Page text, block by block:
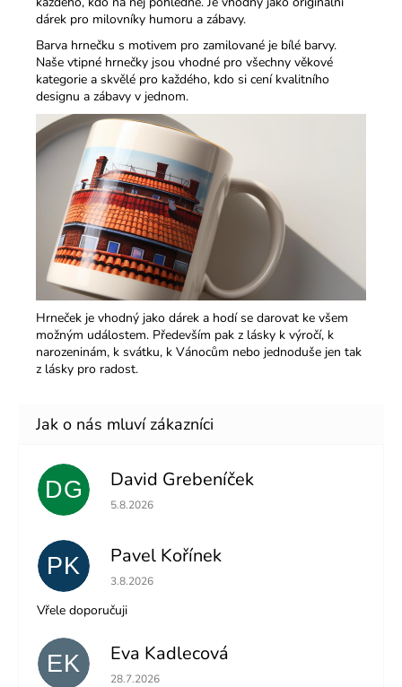
dárek pro milovníky humoru a zábavy.​
Barva hrnečku s motivem pro zamilované je bílé barvy.
Naše vtipné hrnečky jsou vhodné pro všechny věkové
kategorie a skvělé pro každého, kdo si cení kvalitního
designu a zábavy v jednom.​
Hrneček je vhodný jako dárek a hodí se darovat ke všem
možným událostem. Především pak z lásky k výročí, k
narozeninám, k svátku, k Vánocům nebo jednoduše jen tak
z lásky pro radost.
DG David Grebeníček
Hodnocení obchodu je 5 z 5 hvězdiček.
5.8.2026
PK Pavel Kořínek
Hodnocení obchodu je 5 z 5 hvězdiček.
3.8.2026
Vřele doporučuji
EK Eva Kadlecová
Hodnocení obchodu je 5 z 5 hvězdiček.
28.7.2026